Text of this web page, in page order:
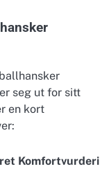
seg ut for sitt
en kort